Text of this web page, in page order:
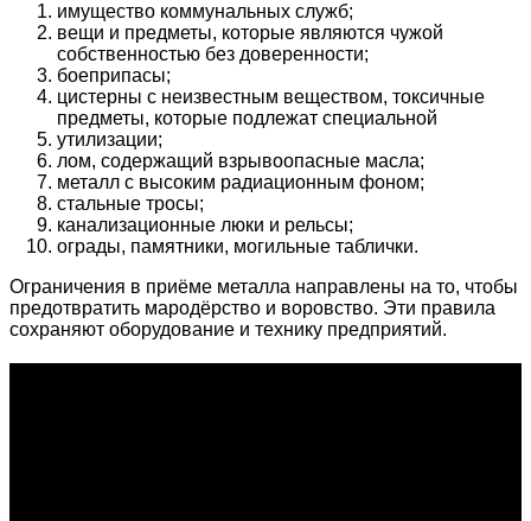
имущество коммунальных служб;
вещи и предметы, которые являются чужой
собственностью без доверенности;
боеприпасы;
цистерны с неизвестным веществом, токсичные
предметы, которые подлежат специальной
утилизации;
лом, содержащий взрывоопасные масла;
металл с высоким радиационным фоном;
стальные тросы;
канализационные люки и рельсы;
ограды, памятники, могильные таблички.
Ограничения в приёме металла направлены на то, чтобы
предотвратить мародёрство и воровство. Эти правила
сохраняют оборудование и технику предприятий.